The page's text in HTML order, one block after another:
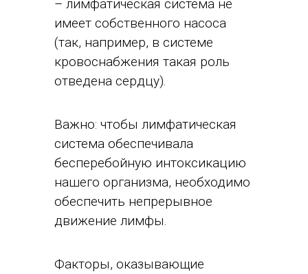
– лимфатическая система не
имеет собственного насоса
(так, например, в системе
кровоснабжения такая роль
отведена сердцу).
Важно: чтобы лимфатическая
система обеспечивала
бесперебойную интоксикацию
нашего организма, необходимо
обеспечить непрерывное
движение лимфы.
Факторы, оказывающие